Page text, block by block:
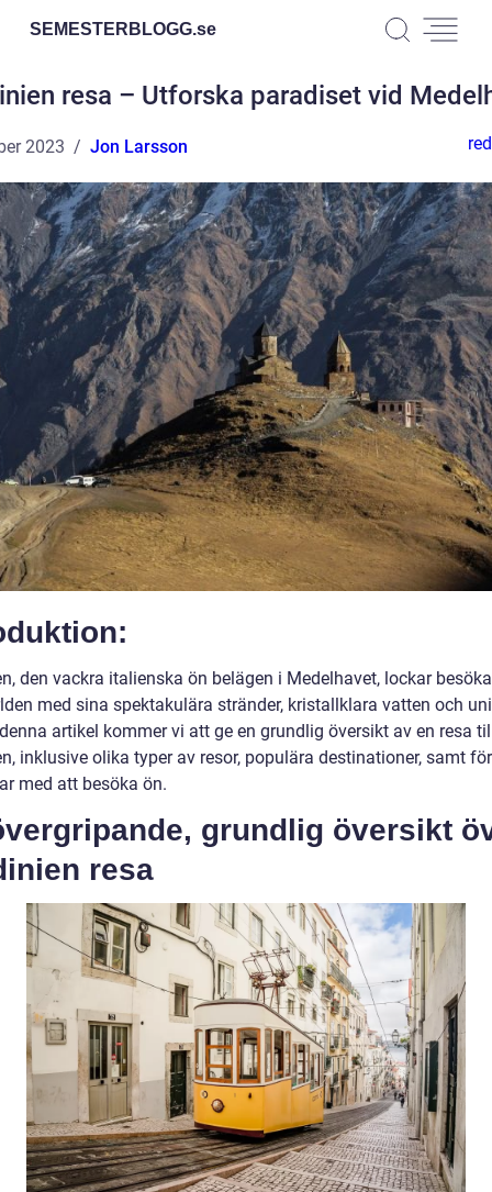
SEMESTERBLOGG.se
resa – Utforska paradiset vid
2023 Jon Larsson
den vackra italienska ön belägen i Medelhavet, lockar
med sina spektakulära stränder, kristallklara vatten och
artikel kommer vi att ge en grundlig översikt av en resa
inklusive olika typer av resor, populära destinationer, samt
med att besöka ön.
grundlig översikt
resa